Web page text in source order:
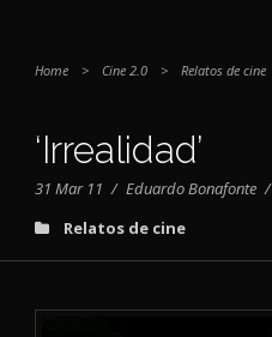
Home > Cine 2.0 > Relatos de cine
‘Irrealidad’
31 Mar 11 / Eduardo Bonafonte /
Relatos de cine